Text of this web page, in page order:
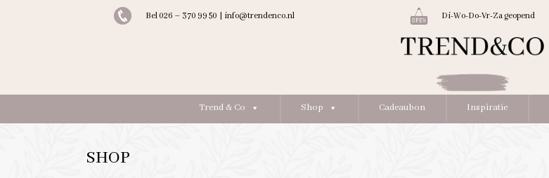
Bel 026 – 370 99 50 info@trendenco.nl Di-Wo-Do-Vr-Za geopend
Trend & Co Shop Cadeaubon Inspiratie
SHOP